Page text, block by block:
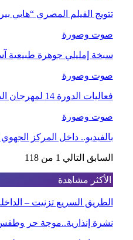
تتويج الفيلم المصري “هابي
صوت وصورة
سبخة إمليلي جوهرة طبيعية
صوت وصورة
فعاليات الدورة 14 لمهرجان الداخلة الدولي للفيلم
صوت وصورة
بالفيديو.. داخل المركز
السابق التالي 1 من 118
الأكثر مشاهدة
الطريق السريع تزنيت –
نشرة إنذارية..موجة حر